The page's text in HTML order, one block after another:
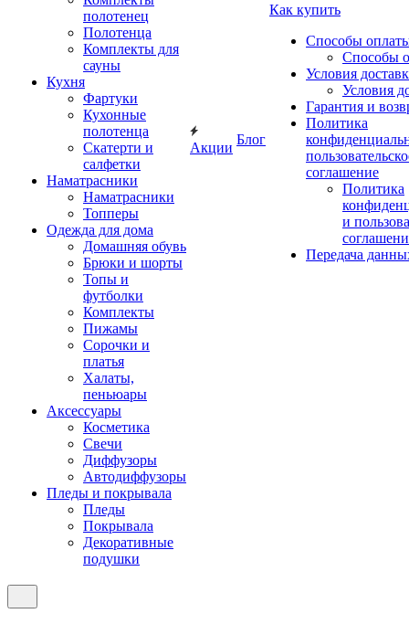
полотенец
Полотенца
Комплекты для
сауны
Кухня
Фартуки
Кухонные
полотенца
Скатерти и
салфетки
Наматрасники
Наматрасники
Топперы
Одежда для дома
Домашняя обувь
Брюки и шорты
Топы и
футболки
Комплекты
Пижамы
Сорочки и
платья
Халаты,
пеньюары
Аксессуары
Косметика
Свечи
Диффузоры
Автодиффузоры
Пледы и покрывала
Пледы
Покрывала
Декоративные
подушки
Акции
Блог
Как купить
Способы
Способы
Условия
Условия
Гарантия и
Политика
соглашение
Политика
и
Передача